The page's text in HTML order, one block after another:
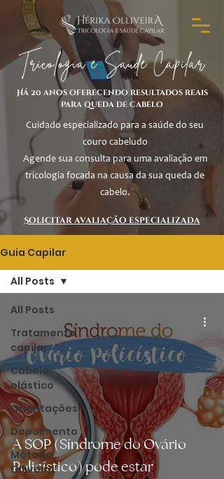
Tricologia e Saúde Capilar
Há 20 anos oferecendo resultados reais
para queda de cabelo
Cuidado especializado para a saúde do seu
couro cabeludo
Agende sua consulta para uma avaliação em
tricologia focada na causa da sua queda de
cabelo.
Solicitar avaliação especializada
Guia Capilar
All Posts
Tratamento
capilar
Cabelo
elástico
Orientações
Depoimento
Método
Olliveira
All Posts
A SOP (Síndrome do Ovário
Policístico) pode estar